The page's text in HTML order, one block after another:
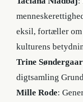
eksil, fortæller om
kulturens
Trine
digtsamling
Mille Rode: